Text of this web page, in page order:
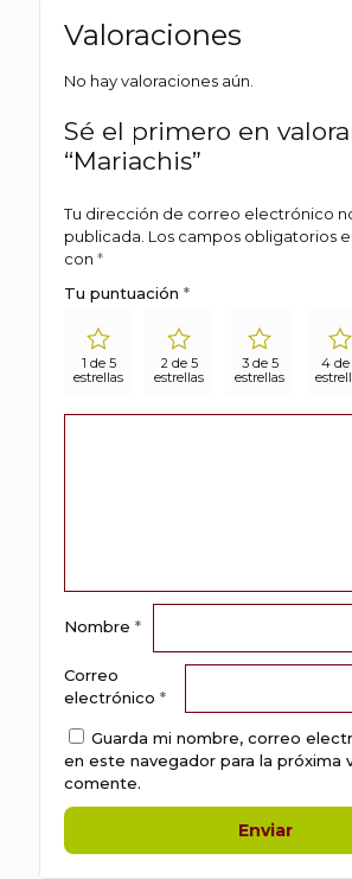
Valoraciones
No hay valoraciones aún.
Sé el primero en
“Mariachis”
Tu dirección de correo electrónico
publicada. Los campos obligatorios
con *
Tu puntuación *
1 de 5
estrellas
2 de 5
estrellas
3 de 5
estrellas
4 de
Nombre *
Correo
electrónico *
Guarda mi nombre, correo
en este navegador para la próxima
comente.